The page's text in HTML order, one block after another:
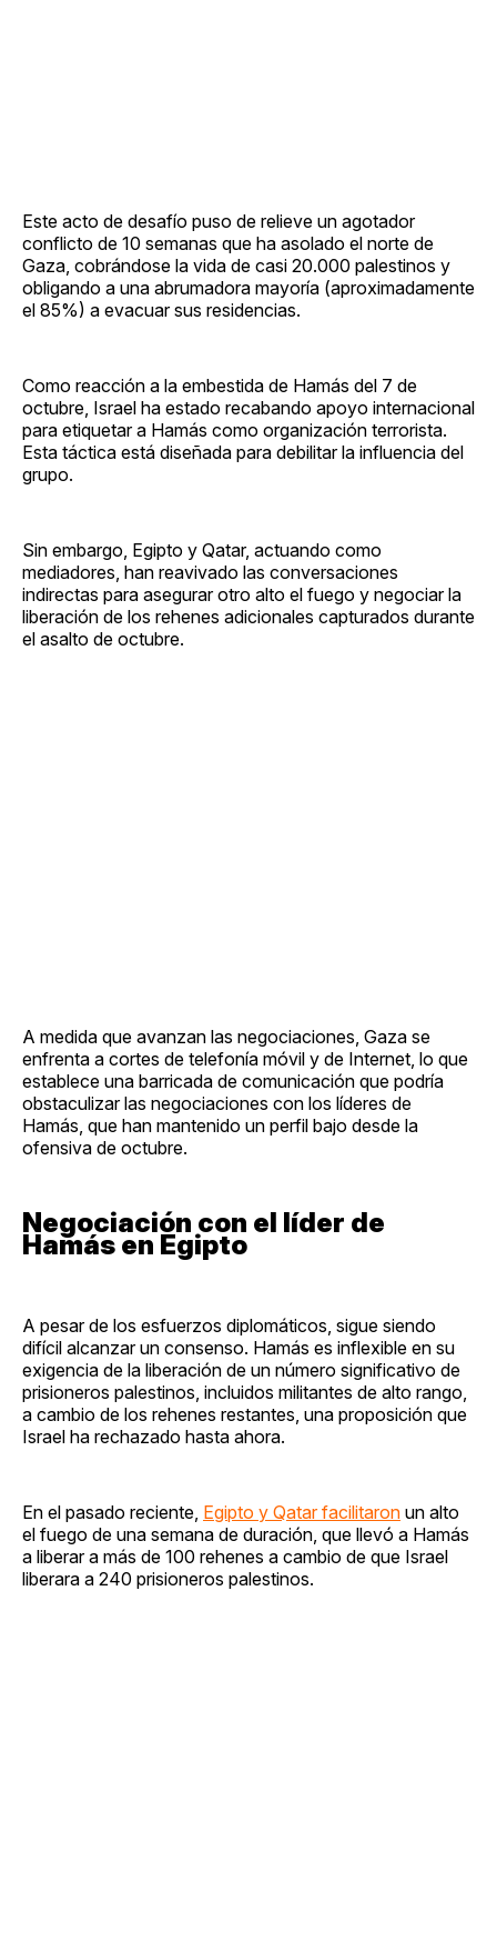
Este acto de desafío puso de relieve un agotador
conflicto de 10 semanas que ha asolado el norte de
Gaza, cobrándose la vida de casi 20.000 palestinos y
obligando a una abrumadora mayoría (aproximadamente
el 85%) a evacuar sus residencias.
Como reacción a la embestida de Hamás del 7 de
octubre, Israel ha estado recabando apoyo internacional
para etiquetar a Hamás como organización terrorista.
Esta táctica está diseñada para debilitar la influencia del
grupo.
Sin embargo, Egipto y Qatar, actuando como
mediadores, han reavivado las conversaciones
indirectas para asegurar otro alto el fuego y negociar la
liberación de los rehenes adicionales capturados durante
el asalto de octubre.
A medida que avanzan las negociaciones, Gaza se
enfrenta a cortes de telefonía móvil y de Internet, lo que
establece una barricada de comunicación que podría
obstaculizar las negociaciones con los líderes de
Hamás, que han mantenido un perfil bajo desde la
ofensiva de octubre.
Negociación con el líder de
Hamás en Egipto
A pesar de los esfuerzos diplomáticos, sigue siendo
difícil alcanzar un consenso. Hamás es inflexible en su
exigencia de la liberación de un número significativo de
prisioneros palestinos, incluidos militantes de alto rango,
a cambio de los rehenes restantes, una proposición que
Israel ha rechazado hasta ahora.
En el pasado reciente, Egipto y Qatar facilitaron un alto
el fuego de una semana de duración, que llevó a Hamás
a liberar a más de 100 rehenes a cambio de que Israel
liberara a 240 prisioneros palestinos.